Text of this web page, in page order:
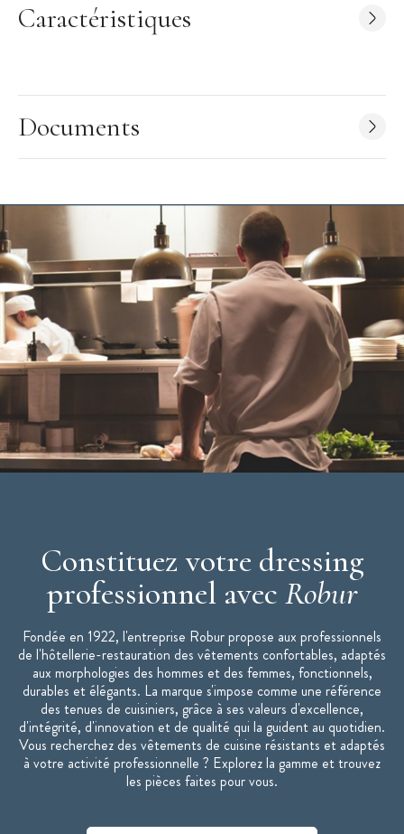
Les + produit:
Coupe ajustée
Taille : 4
(voir le guide des taille en pièce jointe)
Matière : polyester, coton - 195 g/ m2
Col officier
Manches courtes
Coupe ajustée
Boutons pressions cachés
Poche plaquée stylo sur manche avec liseré contrasté
Lavage industriel selon norme ISO 15797 - programme
couleur
Caractéristiques
Documents
Constituez votre dressing
professionnel avec Robur
Fondée en 1922, l'entreprise Robur propose aux professionnels
de l'hôtellerie-restauration des vêtements confortables, adaptés
aux morphologies des hommes et des femmes, fonctionnels,
durables et élégants. La marque s'impose comme une référence
des tenues de cuisiniers, grâce à ses valeurs d'excellence,
d'intégrité, d'innovation et de qualité qui la guident au quotidien.
Vous recherchez des vêtements de cuisine résistants et adaptés
à votre activité professionnelle ? Explorez la gamme et trouvez
les pièces faites pour vous.